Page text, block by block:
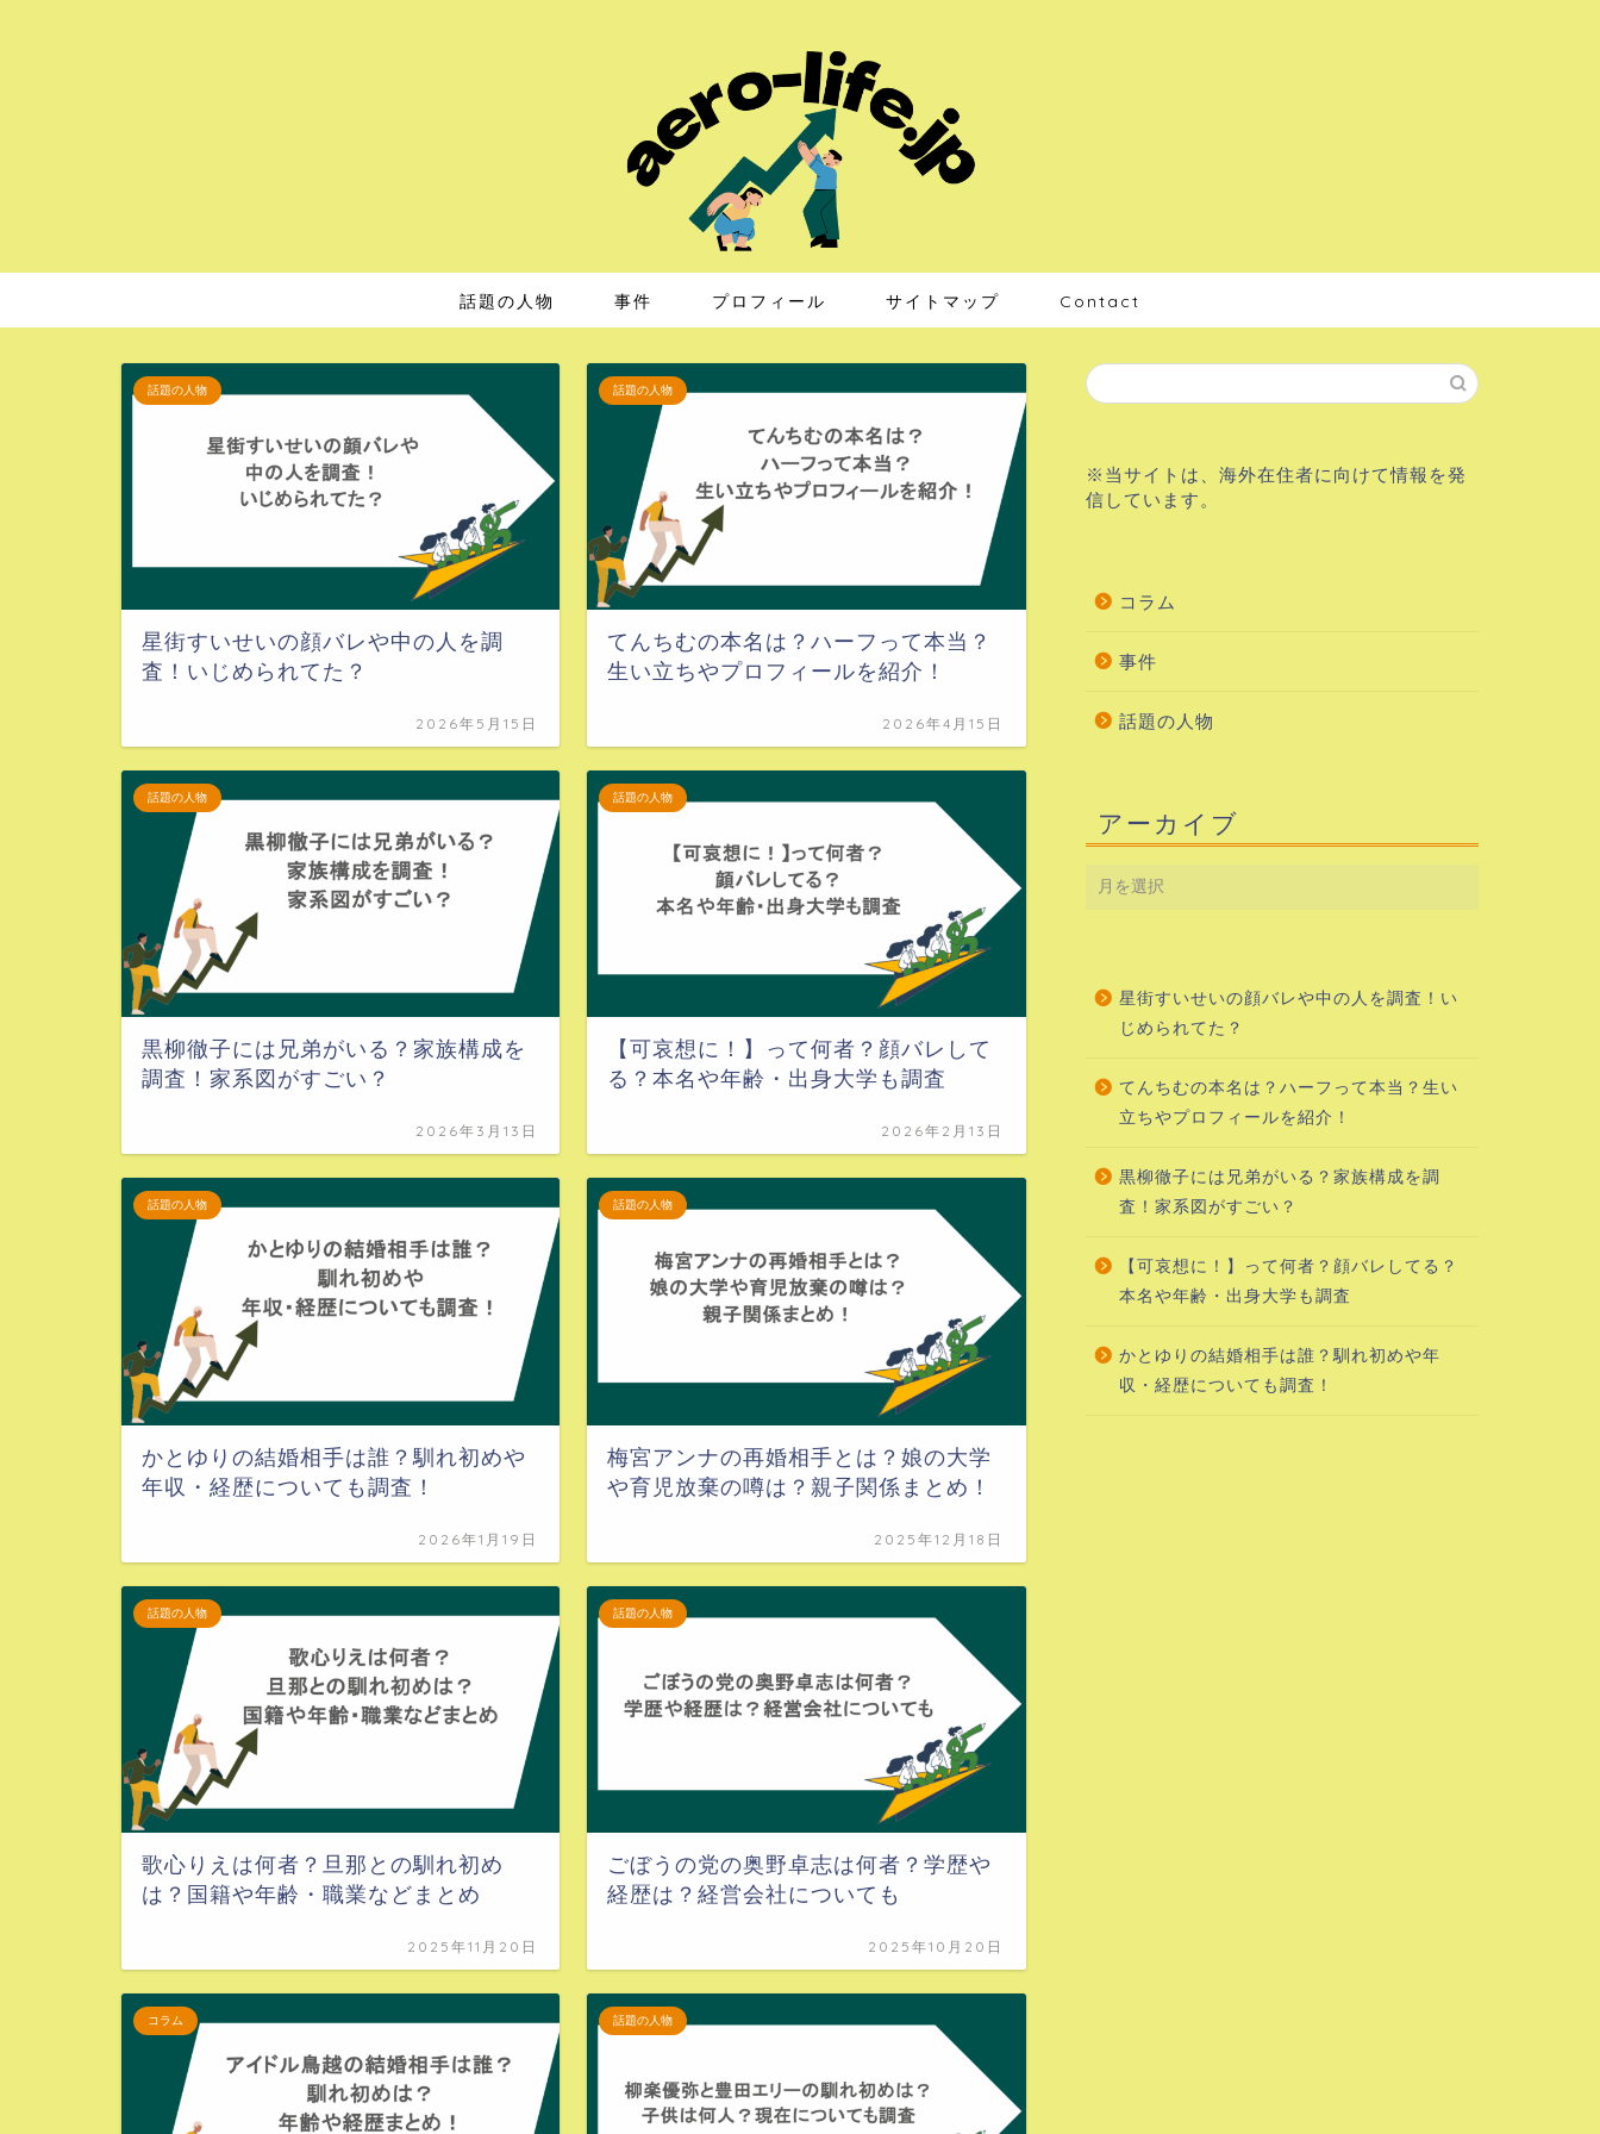
話題の人物 事件 プロフィール サイトマップ Contact
話題の人物
星街すいせいの顔バレや中の人を調
査！いじめられてた？
2026年5月15日
話題の人物
てんちむの本名は？ハーフって本当？
生い立ちやプロフィールを紹介！
2026年4月15日
話題の人物
黒柳徹子には兄弟がいる？家族構成を
調査！家系図がすごい？
2026年3月13日
話題の人物
【可哀想に！】って何者？顔バレして
る？本名や年齢・出身大学も調査
2026年2月13日
話題の人物
かとゆりの結婚相手は誰？馴れ初めや
年収・経歴についても調査！
2026年1月19日
話題の人物
梅宮アンナの再婚相手とは？娘の大学
や育児放棄の噂は？親子関係まとめ！
2025年12月18日
話題の人物
歌心りえは何者？旦那との馴れ初め
は？国籍や年齢・職業などまとめ
2025年11月20日
話題の人物
ごぼうの党の奥野卓志は何者？学歴や
経歴は？経営会社についても
2025年10月20日
コラム 話題の人物
※当サイトは、海外在住者に向けて情報を発
信しています。
コラム
事件
話題の人物
アーカイブ
星街すいせいの顔バレや中の人を調査！い
じめられてた？
てんちむの本名は？ハーフって本当？生い
立ちやプロフィールを紹介！
黒柳徹子には兄弟がいる？家族構成を調
査！家系図がすごい？
【可哀想に！】って何者？顔バレしてる？
本名や年齢・出身大学も調査
かとゆりの結婚相手は誰？馴れ初めや年
収・経歴についても調査！